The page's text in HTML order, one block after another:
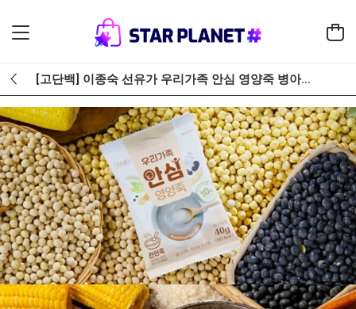
[고단백] 이종숙 선유가 우리가족 안심 영양죽 병아리콩 대두 저당 간편죽 영양죽